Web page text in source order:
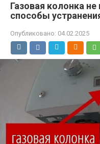
Газовая колонка
способы
Опубликовано: 04.02.2025